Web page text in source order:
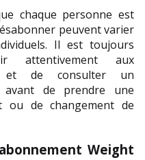
chaque personne est
peuvent varier
Il est toujours
attentivement aux
et de consulter un
de prendre une
ou de changement de
Weight